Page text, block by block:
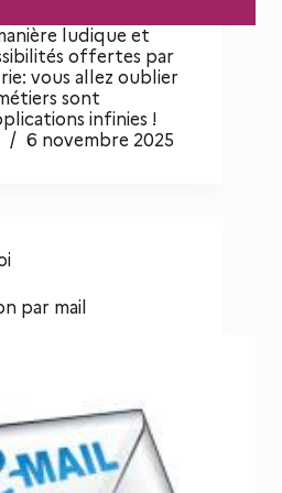
ludique et
offertes par
vous allez oublier
sont
infinies !
6 novembre 2025
par mail